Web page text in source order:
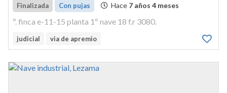
Finalizada Con pujas Hace 7 años 4 meses
º. finca e-11-15 planta 1º nave 18 f.r 3080.
judicial via de apremio